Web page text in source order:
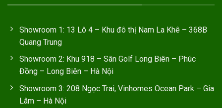
Showroom 1: 13 Lô 4 – Khu đô thị Nam La Khê – 368B
Quang Trung
Showroom 2: Khu 918 – Sân Golf Long Biên – Phúc
Đồng – Long Biên – Hà Nội
Showroom 3: 208 Ngọc Trai, Vinhomes Ocean Park – Gia
Lâm – Hà Nội